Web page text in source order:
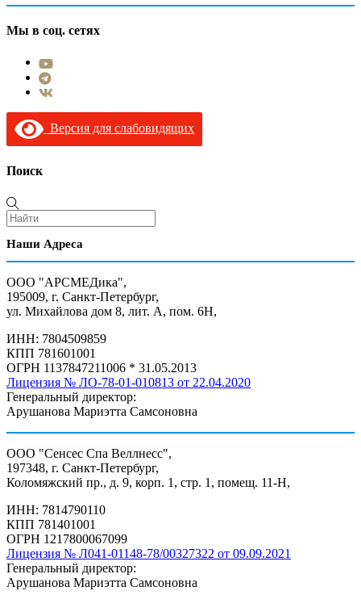
Мы в соц. сетях
Версия для слабовидящих
Поиск
Наши Адреса
ООО "АРСМЕДика",
195009, г. Санкт-Петербург,
ул. Михайлова дом 8, лит. А, пом. 6Н,
ИНН: 7804509859
КПП 781601001
ОГРН 1137847211006 * 31.05.2013
Лицензия № ЛО-78-01-010813 от 22.04.2020
Генеральный директор:
Арушанова Мариэтта Самсоновна
ООО "Сенсес Спа Веллнесс",
197348, г. Санкт-Петербург,
Коломяжский пр., д. 9, корп. 1, стр. 1, помещ. 11-Н,
ИНН: 7814790110
КПП 781401001
ОГРН 1217800067099
Лицензия № Л041-01148-78/00327322 от 09.09.2021
Генеральный директор:
Арушанова Мариэтта Самсоновна